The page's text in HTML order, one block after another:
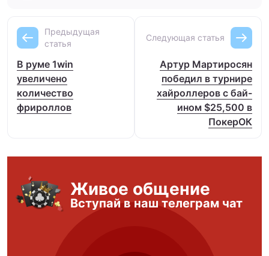
Предыдущая
статья
В руме 1win
увеличено
количество
фрироллов
Следующая статья
Артур Мартиросян
победил в турнире
хайроллеров с бай-
ином $25,500 в
ПокерОК
Живое общение
Вступай в наш телеграм чат